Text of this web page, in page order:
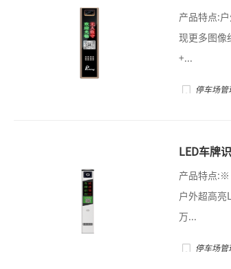
产品特点:
现更多图像
+...
停车场管
LED车牌
产品特点:※
户外超高亮
万...
停车场管